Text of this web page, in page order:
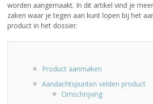
worden aangemaakt. In dit artikel vind je
zaken waar je tegen aan kunt lopen bij het
product in het dossier.
Product aanmaken
Aandachtspunten velden product
Omschrijving